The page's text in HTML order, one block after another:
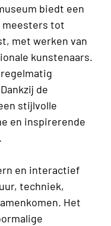
biedt een
meesters tot
met werken van
kunstenaars.
de
stijlvolle
en inspirerende
en interactief
techniek,
Het